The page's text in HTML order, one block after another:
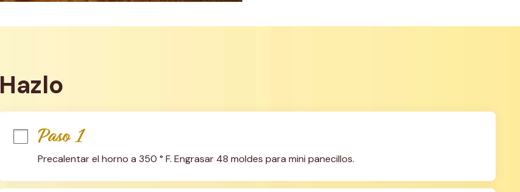
Hazlo
Paso 1
Precalentar el horno a 350 ° F. Engrasar 48 moldes para mini panecillos.